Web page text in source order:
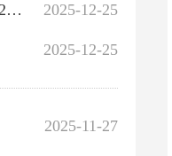
2025-12-25
财政衔接推进乡村振兴补助资金公开情况说明（2025年第二批州级资金12.25）
2025-12-25
2025-11-27